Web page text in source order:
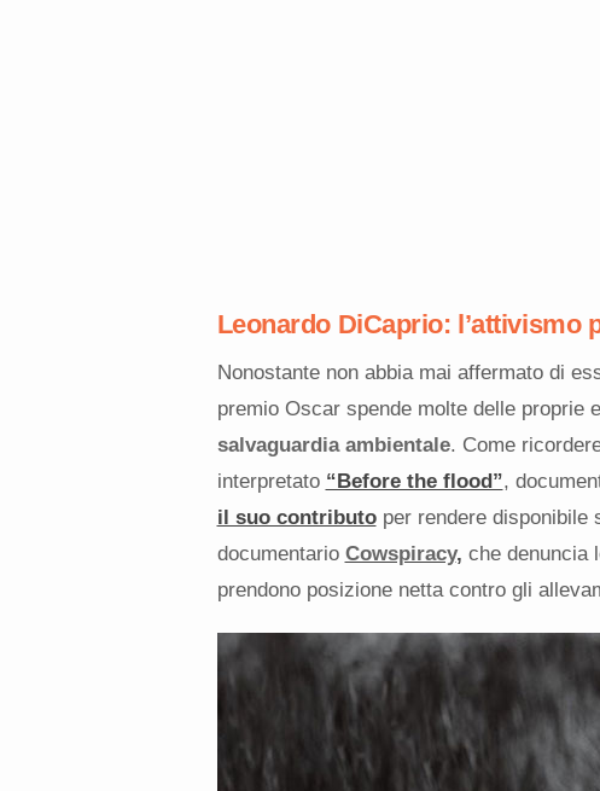
Leonardo DiCaprio: l’attivismo
Nonostante non abbia mai affermato di
premio Oscar spende molte delle proprie
salvaguardia ambientale. Come
interpretato “Before the flood”,
il suo contributoper rendere disponibile
documentario Cowspiracy, che denuncia
prendono posizione netta contro gli